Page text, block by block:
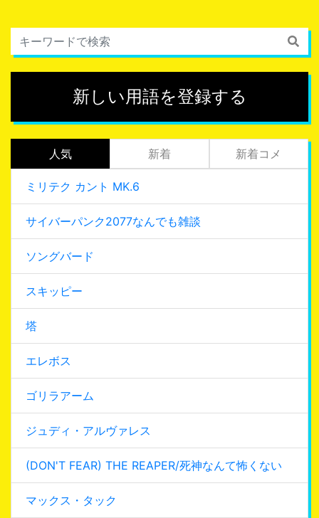
新しい用語を登録する
人気 新着 新着コメ
ミリテク カント MK.6
サイバーパンク2077なんでも雑談
ソングバード
スキッピー
塔
エレボス
ゴリラアーム
ジュディ・アルヴァレス
(DON'T FEAR) THE REAPER/死神なんて怖くない
マックス・タック